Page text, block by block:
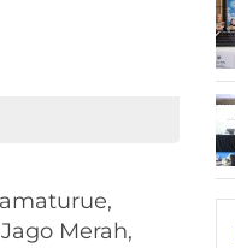
Merah,